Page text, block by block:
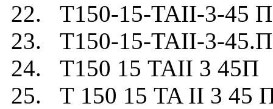
22. Т150-15-TAII-3-45 П
23. Т150-15-TAII-3-45.П
24. Т150 15 TAII 3 45П
25. Т 150 15 TA II 3 45